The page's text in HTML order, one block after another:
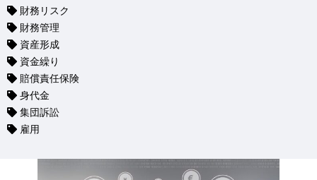
財務リスク
財務管理
資産形成
資金繰り
賠償責任保険
身代金
集団訴訟
雇用